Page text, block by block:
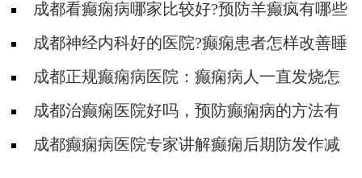
成都看癫痫病哪家比较好?预防羊癫疯有哪些
方式?成都神经内科好的医院?癫痫患者怎样改善睡
眠
成都正规癫痫病医院：癫痫病人一直发烧怎
么办成都治癫痫医院好吗，预防癫痫病的方法有
哪些?成都癫痫病医院专家讲解癫痫后期防发作减